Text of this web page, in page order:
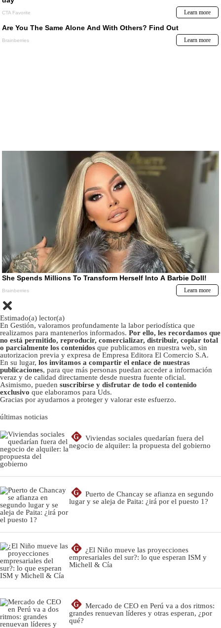
Estimado(a) lector(a)
En Gestión, valoramos profundamente la labor periodística que
realizamos para mantenerlos informados. Por ello, les recordamos que
no está permitido, reproducir, comercializar, distribuir, copiar total
o parcialmente los contenidos que publicamos en nuestra web, sin
autorizacion previa y expresa de Empresa Editora El Comercio S.A.
En su lugar, los invitamos a compartir el enlace de nuestras
publicaciones, para que más personas puedan acceder a información
veraz y de calidad directamente desde nuestra fuente oficial.
Asimismo, pueden suscribirse y disfrutar de todo el contenido
exclusivo que elaboramos para Uds.
Gracias por ayudarnos a proteger y valorar este esfuerzo.
últimas noticias
G
Viviendas sociales quedarían fuera del
negocio de alquiler: la propuesta del gobierno
G
Puerto de Chancay se afianza en segundo
lugar y se aleja de Paita: ¿irá por el puesto 1?
G
¿El Niño mueve las proyecciones
empresariales del sur?: lo que esperan ISM y
Michell & Cía
G
Mercado de CEO en Perú va a dos ritmos:
grandes renuevan líderes y otras esperan, ¿por
qué?